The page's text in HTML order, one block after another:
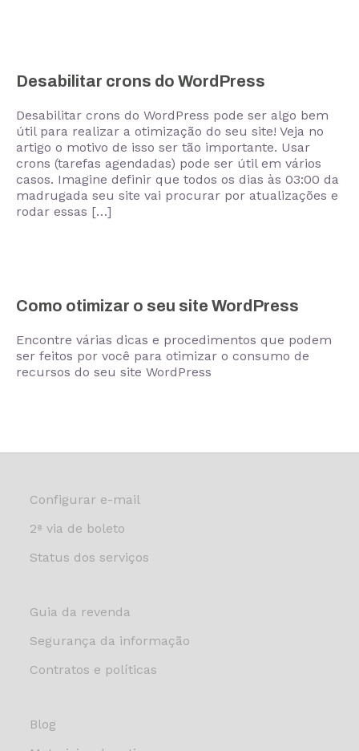
Desabilitar crons do WordPress
Desabilitar crons do WordPress pode ser algo bem
útil para realizar a otimização do seu site! Veja no
artigo o motivo de isso ser tão importante. Usar
crons (tarefas agendadas) pode ser útil em vários
casos. Imagine definir que todos os dias às 03:00 da
madrugada seu site vai procurar por atualizações e
rodar essas […]
Como otimizar o seu site WordPress
Encontre várias dicas e procedimentos que podem
ser feitos por você para otimizar o consumo de
recursos do seu site WordPress
Configurar e-mail
2ª via de boleto
Status dos serviços
Guia da revenda
Segurança da informação
Contratos e políticas
Blog